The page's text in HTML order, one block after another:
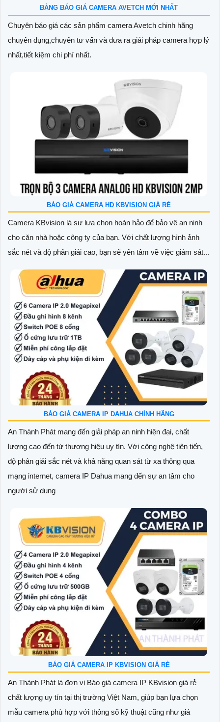
BẢNG BÁO GIÁ CAMERA AVETCH MỚI NHẤT
Chuyên báo giá các sản phẩm camera Avetch chinh hãng
chuyên dụng,chuyên tư vấn và đưa ra giải pháp camera hợp lý
nhất,tiết kiệm chi phí nhất.
BÁO GIÁ CAMERA HD KBVISION GIÁ RẺ
Camera KBvision là sự lựa chọn hoàn hảo để bảo vệ an ninh
cho căn nhà hoặc công ty của bạn. Với chất lượng hình ảnh
sắc nét và độ phân giải cao, bạn sẽ yên tâm về việc giám sát...
BÁO GIÁ CAMERA IP DAHUA CHÍNH HÃNG
An Thành Phát mang đến giải pháp an ninh hiện đại, chất
lượng cao đến từ thương hiệu uy tín. Với công nghệ tiên tiến,
độ phân giải sắc nét và khả năng quan sát từ xa thông qua
mạng internet, camera IP Dahua mang đến sự an tâm cho
người sử dụng
BÁO GIÁ CAMERA IP KBVISION GIÁ RÈ
An Thành Phát là đơn vị Báo giá camera IP KBvision giá rẻ
chất lượng uy tín tại thị trường Việt Nam, giúp bạn lựa chọn
mẫu camera phù hợp với thông số kỹ thuật cũng như giá